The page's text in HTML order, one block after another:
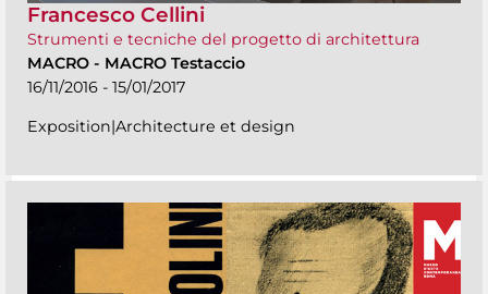
Francesco Cellini
Strumenti e tecniche del progetto di architettura
MACRO - MACRO Testaccio
16/11/2016 - 15/01/2017
Exposition|Architecture et design